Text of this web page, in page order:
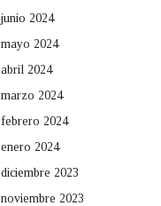
junio 2024
mayo 2024
abril 2024
marzo 2024
febrero 2024
enero 2024
diciembre 2023
noviembre 2023